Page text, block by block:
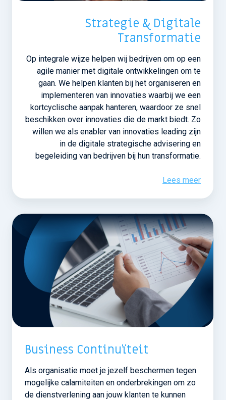
Strategie & Digitale
Transformatie
Op integrale wijze helpen wij bedrijven om op een
agile manier met digitale ontwikkelingen om te
gaan. We helpen klanten bij het organiseren en
implementeren van innovaties waarbij we een
kortcyclische aanpak hanteren, waardoor ze snel
beschikken over innovaties die de markt biedt. Zo
willen we als enabler van innovaties leading zijn
in de digitale strategische advisering en
begeleiding van bedrijven bij hun transformatie.
Lees meer
Business Continuïteit
Als organisatie moet je jezelf beschermen tegen
mogelijke calamiteiten en onderbrekingen om zo
de dienstverlening aan jouw klanten te kunnen